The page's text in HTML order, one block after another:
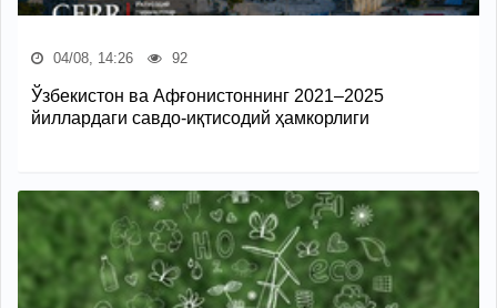
04/08, 14:26 92
Ўзбекистон ва Афғонистоннинг 2021–2025
йиллардаги савдо-иқтисодий ҳамкорлиги